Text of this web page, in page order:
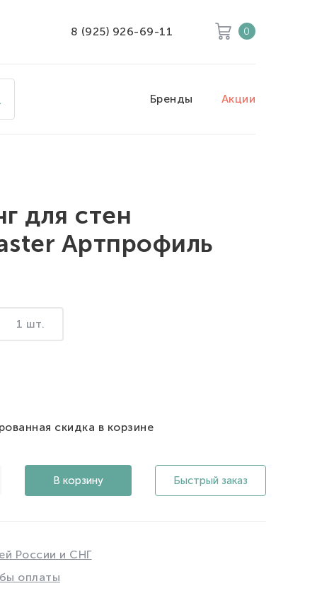
8 (925) 926-69-11 0
Бренды Акции
для стен
Артпрофиль
1 шт.
скидка в корзине
В корзину Быстрый заказ
России и СНГ
оплаты